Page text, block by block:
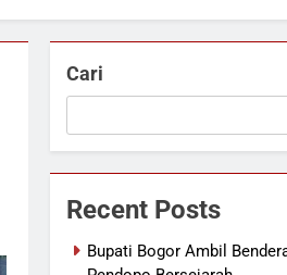
Cari
Recent Posts
Bupati Bogor Ambil